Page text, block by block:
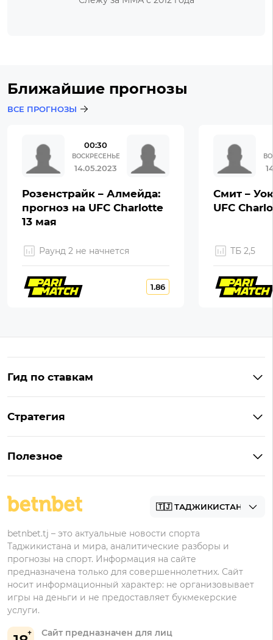
Ближайшие прогнозы
ВСЕ ПРОГНОЗЫ
00:30
ВОСКРЕСЕНЬЕ
14.05.2023
Розенстрайк – Алмейда:
прогноз на UFC Charlotte
13 мая
Раунд 2 не начнется
1.86
Смит –
UFC
ТБ 2,5
Гид по ставкам
Что значит «чет» и «нечет»
Стратегия
Полезное
Академия
Сайт предназначен для лиц
betnbet.tj – это актуальные новости спорта
Таджикистана и мира, аналитические разборы и
прогнозы на спорт. Информация на сайте
предназначена только для совершеннолетних. Сайт
носит информационный характер: не организовывает
игры на деньги и не предоставляет букмекерские
услуги.